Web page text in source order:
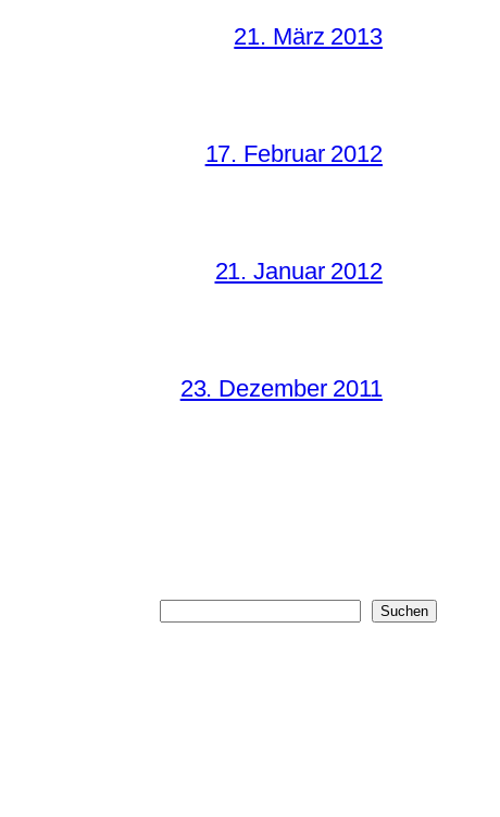
21. März 2013
17. Februar 2012
21. Januar 2012
23. Dezember 2011
Suchen Suchen